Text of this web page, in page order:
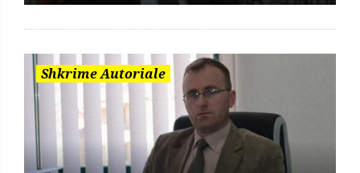
Shkrime Autoriale